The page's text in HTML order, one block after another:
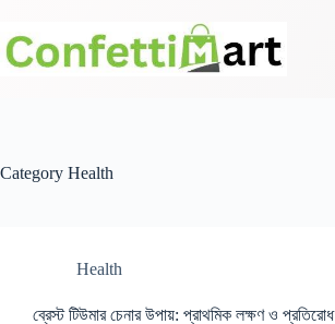
content
Category Health
Health
ব্রেস্ট টিউমার চেনার উপায়: প্রাথমিক লক্ষণ ও প্রতিরোধ